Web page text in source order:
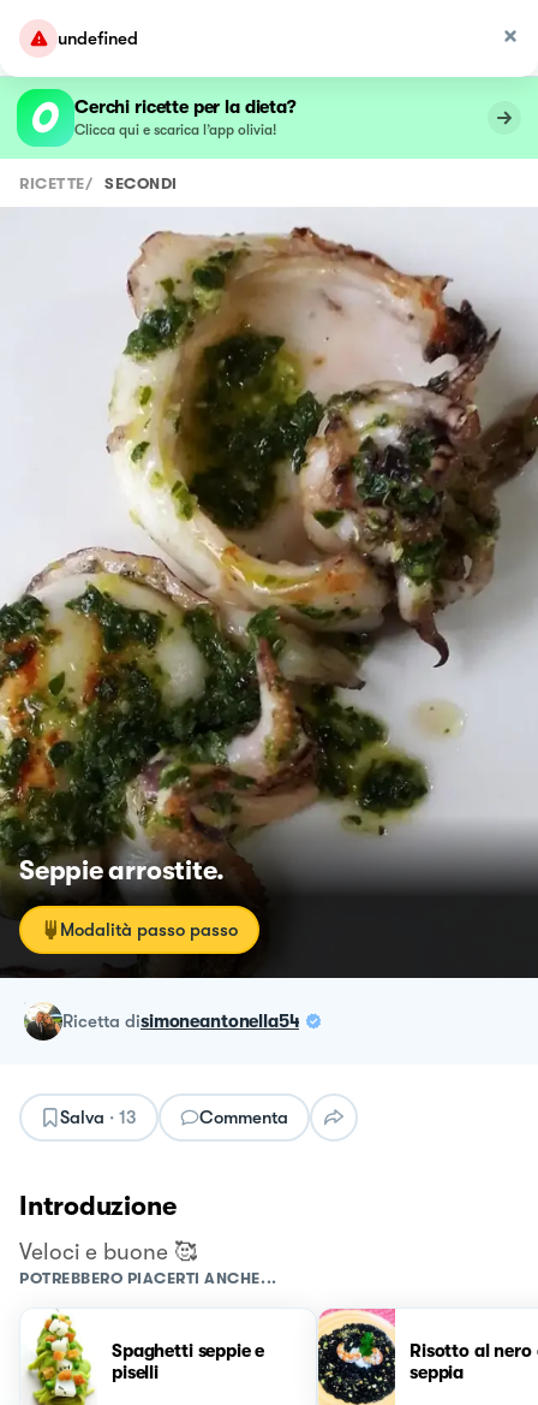
undefined
Cerchi ricette per la dieta?
Clicca qui e scarica l’app olivia!
RICETTE/ SECONDI
Seppie arrostite.
Modalità passo passo
ricetta disimoneantonella54
Salva · 13 Commenta
Introduzione
Veloci e buone 🥰
POTREBBERO PIACERTI ANCHE...
Spaghetti seppie e
piselli
Risotto al nero
seppia